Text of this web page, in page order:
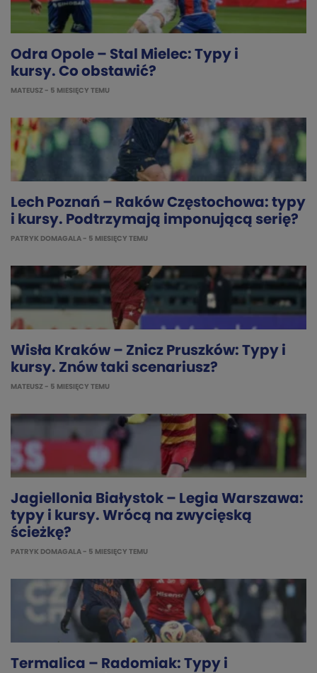
Odra Opole – Stal Mielec: Typy i
kursy. Co obstawić?
MATEUSZ - 5 MIESIĘCY TEMU
Lech Poznań – Raków Częstochowa: typy
i kursy. Podtrzymają imponującą serię?
PATRYK DOMAGALA - 5 MIESIĘCY TEMU
Wisła Kraków – Znicz Pruszków: Typy i
kursy. Znów taki scenariusz?
MATEUSZ - 5 MIESIĘCY TEMU
Jagiellonia Białystok – Legia Warszawa:
typy i kursy. Wrócą na zwycięską
ścieżkę?
PATRYK DOMAGALA - 5 MIESIĘCY TEMU
Termalica – Radomiak: Typy i